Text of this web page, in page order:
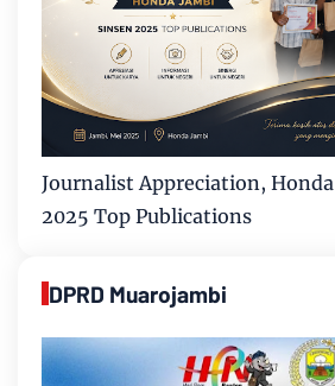
Journalist Appreciation, Honda
2025 Top Publications
DPRD Muarojambi